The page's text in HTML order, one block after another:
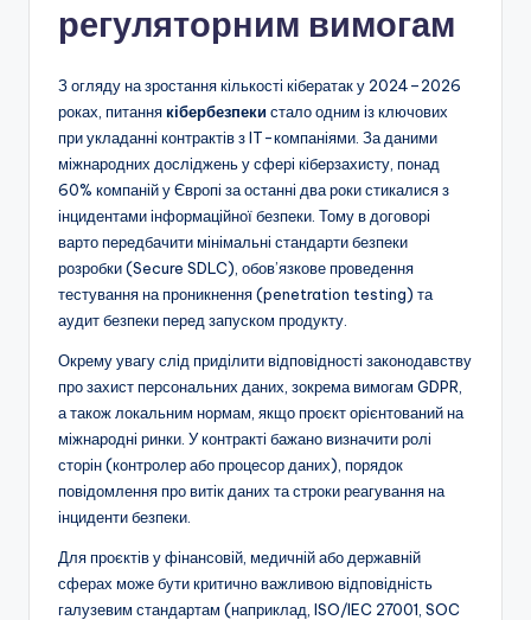
регуляторним вимогам
З огляду на зростання кількості кібератак у 2024–2026
роках, питаннякібербезпекистало одним із ключових
при укладанні контрактів з IT-компаніями. За даними
міжнародних досліджень у сфері кіберзахисту, понад
60% компаній у Європі за останні два роки стикалися з
інцидентами інформаційної безпеки. Тому в договорі
варто передбачити мінімальні стандарти безпеки
розробки (Secure SDLC), обов’язкове проведення
тестування на проникнення (penetration testing) та
аудит безпеки перед запуском продукту.
Окрему увагу слід приділити відповідності законодавству
про захист персональних даних, зокрема вимогам GDPR,
а також локальним нормам, якщо проєкт орієнтований на
міжнародні ринки. У контракті бажано визначити ролі
сторін (контролер або процесор даних), порядок
повідомлення про витік даних та строки реагування на
інциденти безпеки.
Для проєктів у фінансовій, медичній або державній
сферах може бути критично важливою відповідність
галузевим стандартам (наприклад, ISO/IEC 27001, SOC